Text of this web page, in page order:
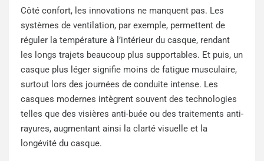
Côté confort, les innovations ne manquent pas. Les
systèmes de ventilation, par exemple, permettent de
réguler la température à l’intérieur du casque, rendant
les longs trajets beaucoup plus supportables. Et puis, un
casque plus léger signifie moins de fatigue musculaire,
surtout lors des journées de conduite intense. Les
casques modernes intègrent souvent des technologies
telles que des visières anti-buée ou des traitements anti-
rayures, augmentant ainsi la clarté visuelle et la
longévité du casque.